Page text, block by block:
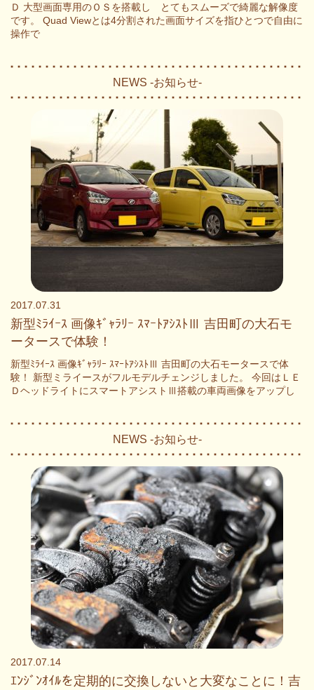
Ｄ 大型画面専用のＯＳを搭載し とてもスムーズで綺麗な解像度
です。 Quad Viewとは4分割された画面サイズを指ひとつで自由に
操作で
NEWS -お知らせ-
2017.07.31
新型ﾐﾗｲｰｽ 画像ｷﾞｬﾗﾘｰ ｽﾏｰﾄｱｼｽﾄⅢ 吉田町の大石モ
ータースで体験！
新型ﾐﾗｲｰｽ 画像ｷﾞｬﾗﾘｰ ｽﾏｰﾄｱｼｽﾄⅢ 吉田町の大石モータースで体
験！ 新型ミライースがフルモデルチェンジしました。 今回はＬＥ
ＤヘッドライトにスマートアシストⅢ搭載の車両画像をアップし
NEWS -お知らせ-
2017.07.14
ｴﾝｼﾞﾝｵｲﾙを定期的に交換しないと大変なことに！吉